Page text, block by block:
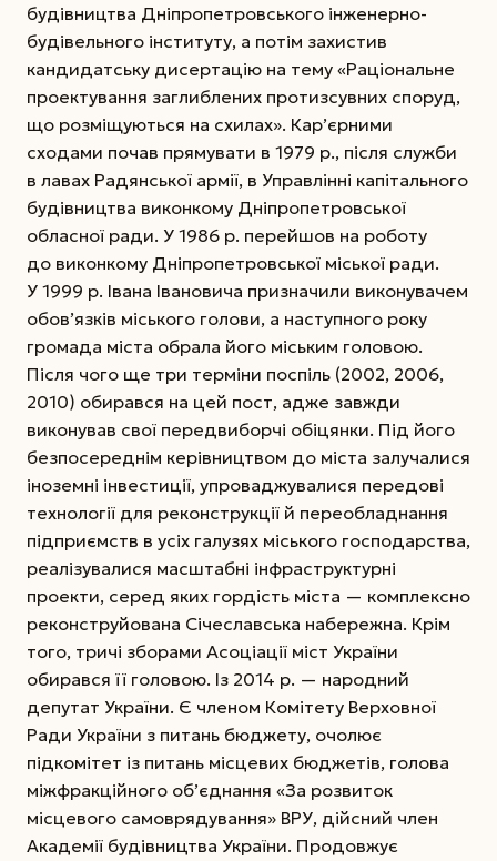
будівництва Дніпропетровського інженерно-
будівельного інституту, а потім захистив
кандидатську дисертацію на тему «Раціональне
проектування заглиблених протизсувних споруд,
що розміщуються на схилах». Кар’єрними
сходами почав прямувати в 1979 р., після служби
в лавах Радянської армії, в Управлінні капітального
будівництва виконкому Дніпропетровської
обласної ради. У 1986 р. перейшов на роботу
до виконкому Дніпропетровської міської ради.
У 1999 р. Івана Івановича призначили виконувачем
обов’язків міського голови, а наступного року
громада міста обрала його міським головою.
Після чого ще три терміни поспіль (2002, 2006,
2010) обирався на цей пост, адже ­зав­жди
виконував свої передвиборчі обіцянки. Під його
безпосереднім керівництвом до міста залучалися
іноземні інвестиції, упроваджувалися передові
технології для реконструкції й переобладнання
підприємств в усіх галузях міського господарства,
реалізувалися масштабні інфраструктурні
проекти, серед яких гордість міста — комплексно
реконструйована Січеславська набережна. Крім
того, тричі зборами Асоціації міст України
обирався її головою. Із 2014 р. — народний
депутат України. Є членом Комітету Верховної
Ради України з питань бюджету, очолює
підкомітет із питань місцевих бюджетів, голова
міжфракційного об’єднання «За розвиток
місцевого самоврядування» ВРУ, дійсний член
Академії будівництва України. Продовжує